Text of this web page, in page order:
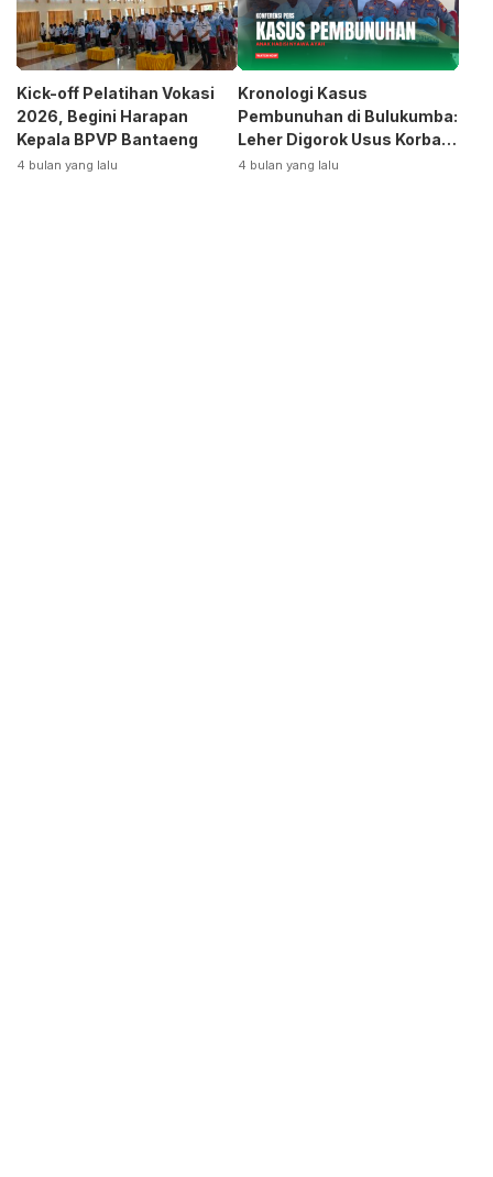
Kick-off Pelatihan Vokasi
2026, Begini Harapan
Kepala BPVP Bantaeng
4 bulan yang lalu
Kronologi Kasus
Pembunuhan di Bulukumba:
Leher Digorok Usus Korban
Dikeluarkan
4 bulan yang lalu